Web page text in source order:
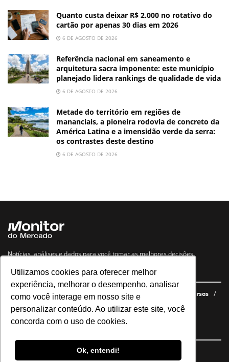
Utilizamos cookies para oferecer melhor
experiência, melhorar o desempenho, analisar
como você interage em nosso site e
personalizar conteúdo. Ao utilizar este site, você
concorda com o uso de cookies.
Ok, entendi!
Quanto custa deixar R$ 2.000 no rotativo do
cartão por apenas 30 dias em 2026
6 DE AGOSTO DE 2026
Referência nacional em saneamento e
arquitetura sacra imponente: este município
planejado lidera rankings de qualidade de vida
6 DE AGOSTO DE 2026
Metade do território em regiões de
mananciais, a pioneira rodovia de concreto da
América Latina e a imensidão verde da serra:
os contrastes deste destino
6 DE AGOSTO DE 2026
Notícias, análises e dados para você tomar as melhores decisões.
Navegue no site
Últimas notícias Quem somos E-books gratuitos
Cursos
Política de privacidade